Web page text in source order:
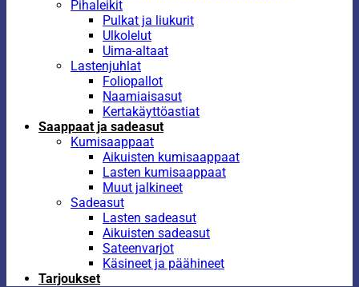
Pihaleikit
Pulkat ja liukurit
Ulkolelut
Uima-altaat
Lastenjuhlat
Foliopallot
Naamiaisasut
Kertakäyttöastiat
Saappaat ja sadeasut
Kumisaappaat
Aikuisten kumisaappaat
Lasten kumisaappaat
Muut jalkineet
Sadeasut
Lasten sadeasut
Aikuisten sadeasut
Sateenvarjot
Käsineet ja päähineet
Tarjoukset